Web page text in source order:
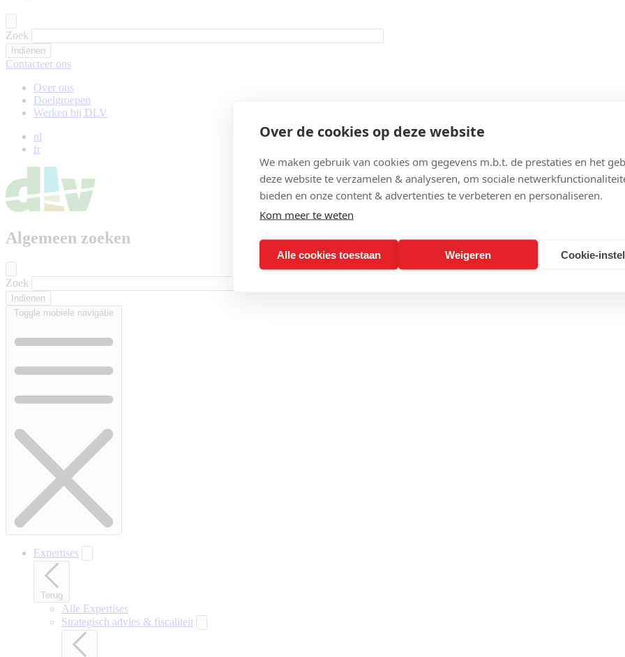
Zoek
Contacteer ons
Over ons
Doelgroepen
Werken bij DLV
nl
fr
Algemeen zoeken
Zoek
Toggle mobiele navigatie
Expertises
Terug
Alle Expertises
Strategisch advies & fiscaliteit
Over de cookies op deze website
We maken gebruik van cookies om gegevens m.b.t. de prestaties en het
deze website te verzamelen & analyseren, om sociale
bieden en onze content & advertenties te verbeteren en personaliseren.
Kom meer te weten
Alle cookies toestaan Weigeren Cookie-